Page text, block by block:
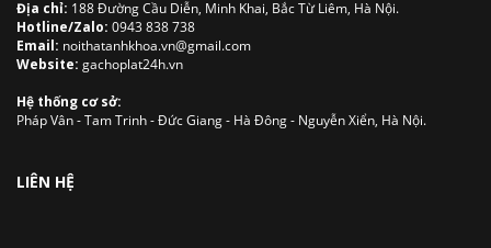
Địa chỉ: 188 Đường Cầu Diễn, Minh Khai, Bắc Từ Liêm, Hà Nội.
Hotline/Zalo: 0943 838 738
Email: noithatanhkhoa.vn@gmail.com
Website: gachoplat24h.vn
Hệ thống cơ sở:
Pháp Vân - Tam Trinh - Đức Giang - Hà Đông - Nguyễn Xiển, Hà Nội.
LIÊN HỆ